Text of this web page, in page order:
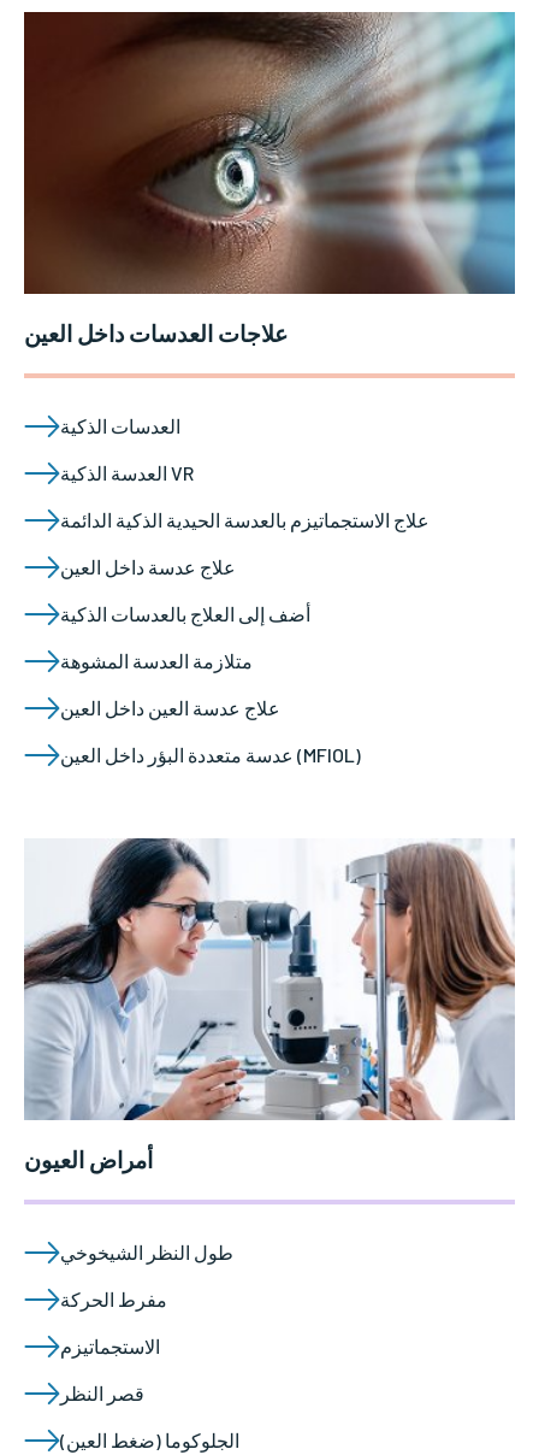
علاجات العدسات داخل العين
العدسات الذكية
العدسة الذكية VR
علاج الاستجماتيزم بالعدسة الحيدية الذكية الدائمة
علاج عدسة داخل العين
أضف إلى العلاج بالعدسات الذكية
متلازمة العدسة المشوهة
علاج عدسة العين داخل العين
عدسة متعددة البؤر داخل العين (MFIOL)
أمراض العيون
طول النظر الشيخوخي
مفرط الحركة
الاستجماتيزم
قصر النظر
الجلوكوما (ضغط العين)